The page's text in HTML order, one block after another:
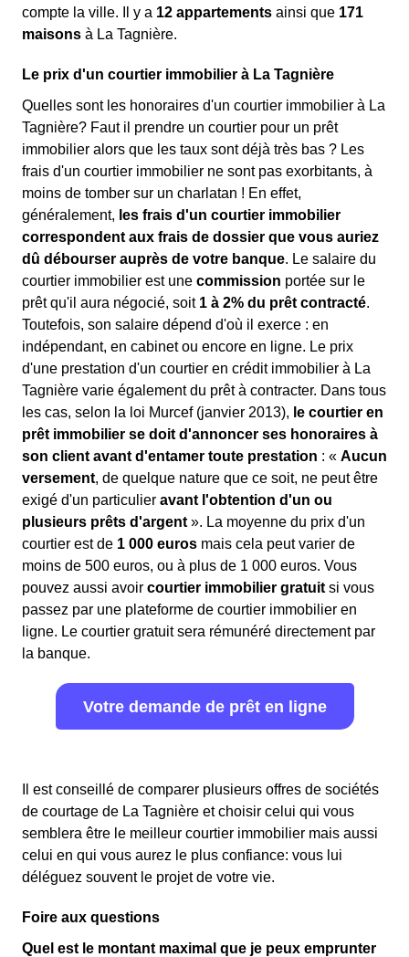
compte la ville. Il y a 12 appartements ainsi que 171
maisons à La Tagnière.
Le prix d'un courtier immobilier à La Tagnière
Quelles sont les honoraires d'un courtier immobilier à La
Tagnière? Faut il prendre un courtier pour un prêt
immobilier alors que les taux sont déjà très bas ? Les
frais d'un courtier immobilier ne sont pas exorbitants, à
moins de tomber sur un charlatan ! En effet,
généralement, les frais d'un courtier immobilier
correspondent aux frais de dossier que vous auriez
dû débourser auprès de votre banque. Le salaire du
courtier immobilier est une commission portée sur le
prêt qu'il aura négocié, soit 1 à 2% du prêt contracté.
Toutefois, son salaire dépend d'où il exerce : en
indépendant, en cabinet ou encore en ligne. Le prix
d'une prestation d'un courtier en crédit immobilier à La
Tagnière varie également du prêt à contracter. Dans tous
les cas, selon la loi Murcef (janvier 2013), le courtier en
prêt immobilier se doit d'annoncer ses honoraires à
son client avant d'entamer toute prestation : « Aucun
versement, de quelque nature que ce soit, ne peut être
exigé d'un particulier avant l'obtention d'un ou
plusieurs prêts d'argent ». La moyenne du prix d'un
courtier est de 1 000 euros mais cela peut varier de
moins de 500 euros, ou à plus de 1 000 euros. Vous
pouvez aussi avoir courtier immobilier gratuit si vous
passez par une plateforme de courtier immobilier en
ligne. Le courtier gratuit sera rémunéré directement par
la banque.
Votre demande de prêt en ligne
Il est conseillé de comparer plusieurs offres de sociétés
de courtage de La Tagnière et choisir celui qui vous
semblera être le meilleur courtier immobilier mais aussi
celui en qui vous aurez le plus confiance: vous lui
déléguez souvent le projet de votre vie.
Foire aux questions
Quel est le montant maximal que je peux emprunter